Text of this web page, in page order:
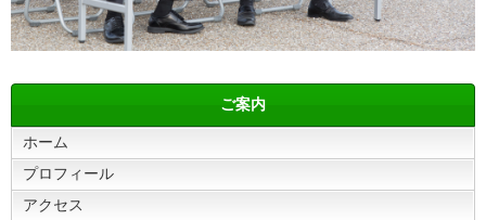
ご案内
ホーム
プロフィール
アクセス